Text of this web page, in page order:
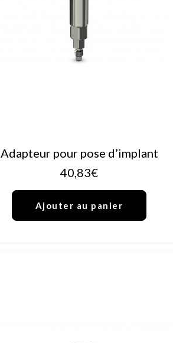
Adapteur pour pose d’implant
40,83€
Ajouter au panier